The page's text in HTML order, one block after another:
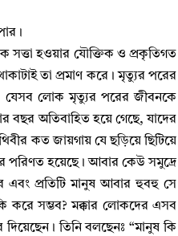
।
সত্তা হওয়ার যৌক্তিক ও প্রকৃতিগত
তা প্রমাণ করে। মৃত্যুর পরের
যেসব লোক মৃত্যুর পরের জীবনকে
বছর অতিবাহিত হয়ে গেছে,যাদের
কত জায়গায় যে ছড়িয়ে ছিটিয়ে
পরিণত হয়েছে। আবার কেউ সমুদ্রে
এবং প্রতিটি মানুষ আবার হুবহু সে
করে সম্ভব?মক্কার লোকদের এসব
দিয়েছেন। তিনি বলছেনঃ “মানুষ কি